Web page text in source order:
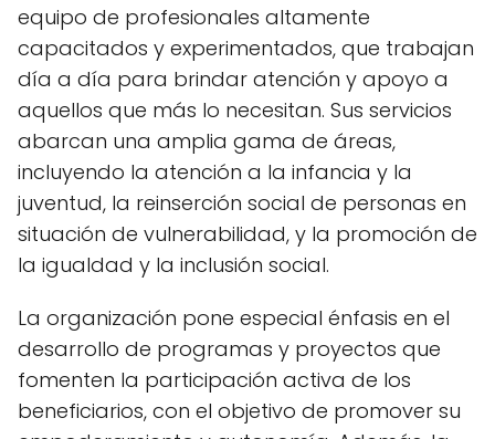
equipo de profesionales altamente
capacitados y experimentados, que trabajan
día a día para brindar atención y apoyo a
aquellos que más lo necesitan. Sus servicios
abarcan una amplia gama de áreas,
incluyendo la atención a la infancia y la
juventud, la reinserción social de personas en
situación de vulnerabilidad, y la promoción de
la igualdad y la inclusión social.
La organización pone especial énfasis en el
desarrollo de programas y proyectos que
fomenten la participación activa de los
beneficiarios, con el objetivo de promover su